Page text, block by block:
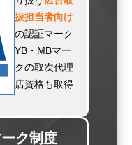
扱担当者向け
の認証マーク
YB・MBマー
クの取次代理
店資格も取得
ク制度